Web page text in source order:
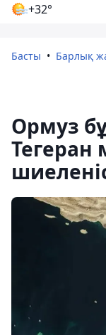
+32°
Басты Барлық
Ормуз
Тегеран